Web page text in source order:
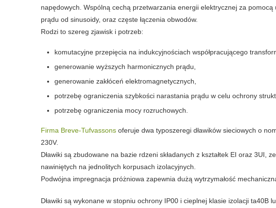
napędowych. Wspólną cechą przetwarzania energii elektrycznej za
prądu od sinusoidy, oraz częste łączenia obwodów.
Rodzi to szereg zjawisk i potrzeb:
komutacyjne przepięcia na indukcyjnościach współpracującego
generowanie wyższych harmonicznych prądu,
generowanie zakłóceń elektromagnetycznych,
potrzebę ograniczenia szybkości narastania prądu w celu ochrony
potrzebę ograniczenia mocy rozruchowych.
Firma Breve-Tufvassons oferuje dwa typoszeregi dławików sieciowych o
230V.
Dławiki są zbudowane na bazie rdzeni składanych z kształtek EI oraz 3UI,
nawiniętych na jednolitych korpusach izolacyjnych.
Podwójna impregnacja próżniowa zapewnia dużą wytrzymałość
Dławiki są wykonane w stopniu ochrony IP00 i cieplnej klasie izolacji ta40B